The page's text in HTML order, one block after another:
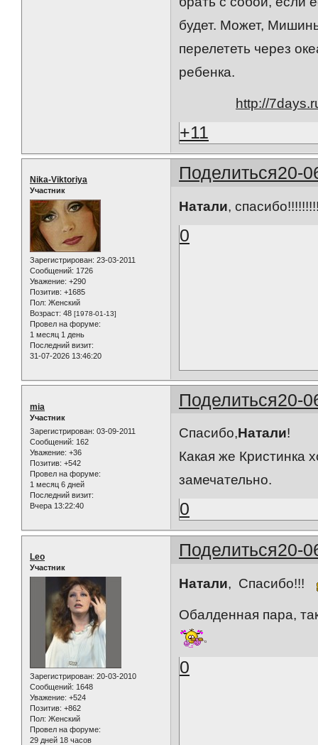
будет. Может,
перелететь через
ребенка.
http://
+11
Поделиться20-
Nika-Viktoriya
Участник
Зарегистрирован: 23-03-2011
Сообщений: 1726
Уважение: +290
Позитив: +1685
Пол: Женский
Возраст: 48 [1978-01-13]
Провел на форуме:
1 месяц 1 день
Последний визит:
31-07-2026 13:46:20
Натали,
0
Поделиться20-
mia
Участник
Зарегистрирован: 03-09-2011
Сообщений: 162
Уважение: +36
Позитив: +542
Провел на форуме:
1 месяц 6 дней
Последний визит:
Вчера 13:22:40
Спасибо,Натали!
Какая же Кристинка
замечательно.
0
Поделиться20-
Leo
Участник
Зарегистрирован: 20-03-2010
Сообщений: 1648
Уважение: +524
Позитив: +862
Пол: Женский
Провел на форуме:
29 дней 18 часов
Натали, Спасибо!!!
Обалденная пара,
0